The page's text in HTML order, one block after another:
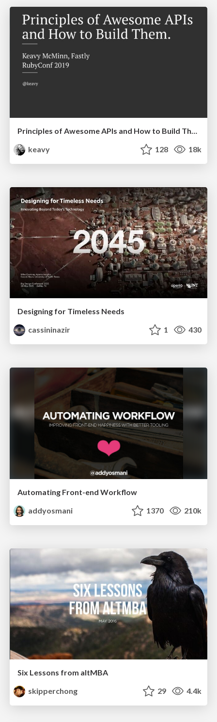
Principles of Awesome APIs and How to Build Them.
keavy
128 18k
Designing for Timeless Needs
cassininazir
1 430
Automating Front-end Workflow
addyosmani
1370 210k
Six Lessons from altMBA
skipperchong
29 4.4k